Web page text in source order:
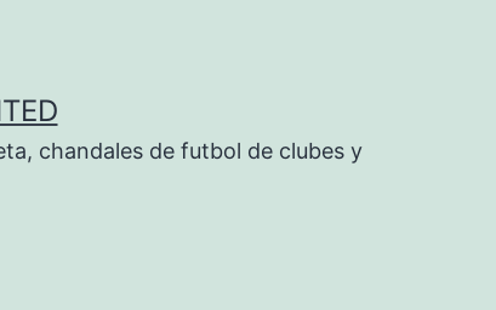
chandales de futbol de clubes y